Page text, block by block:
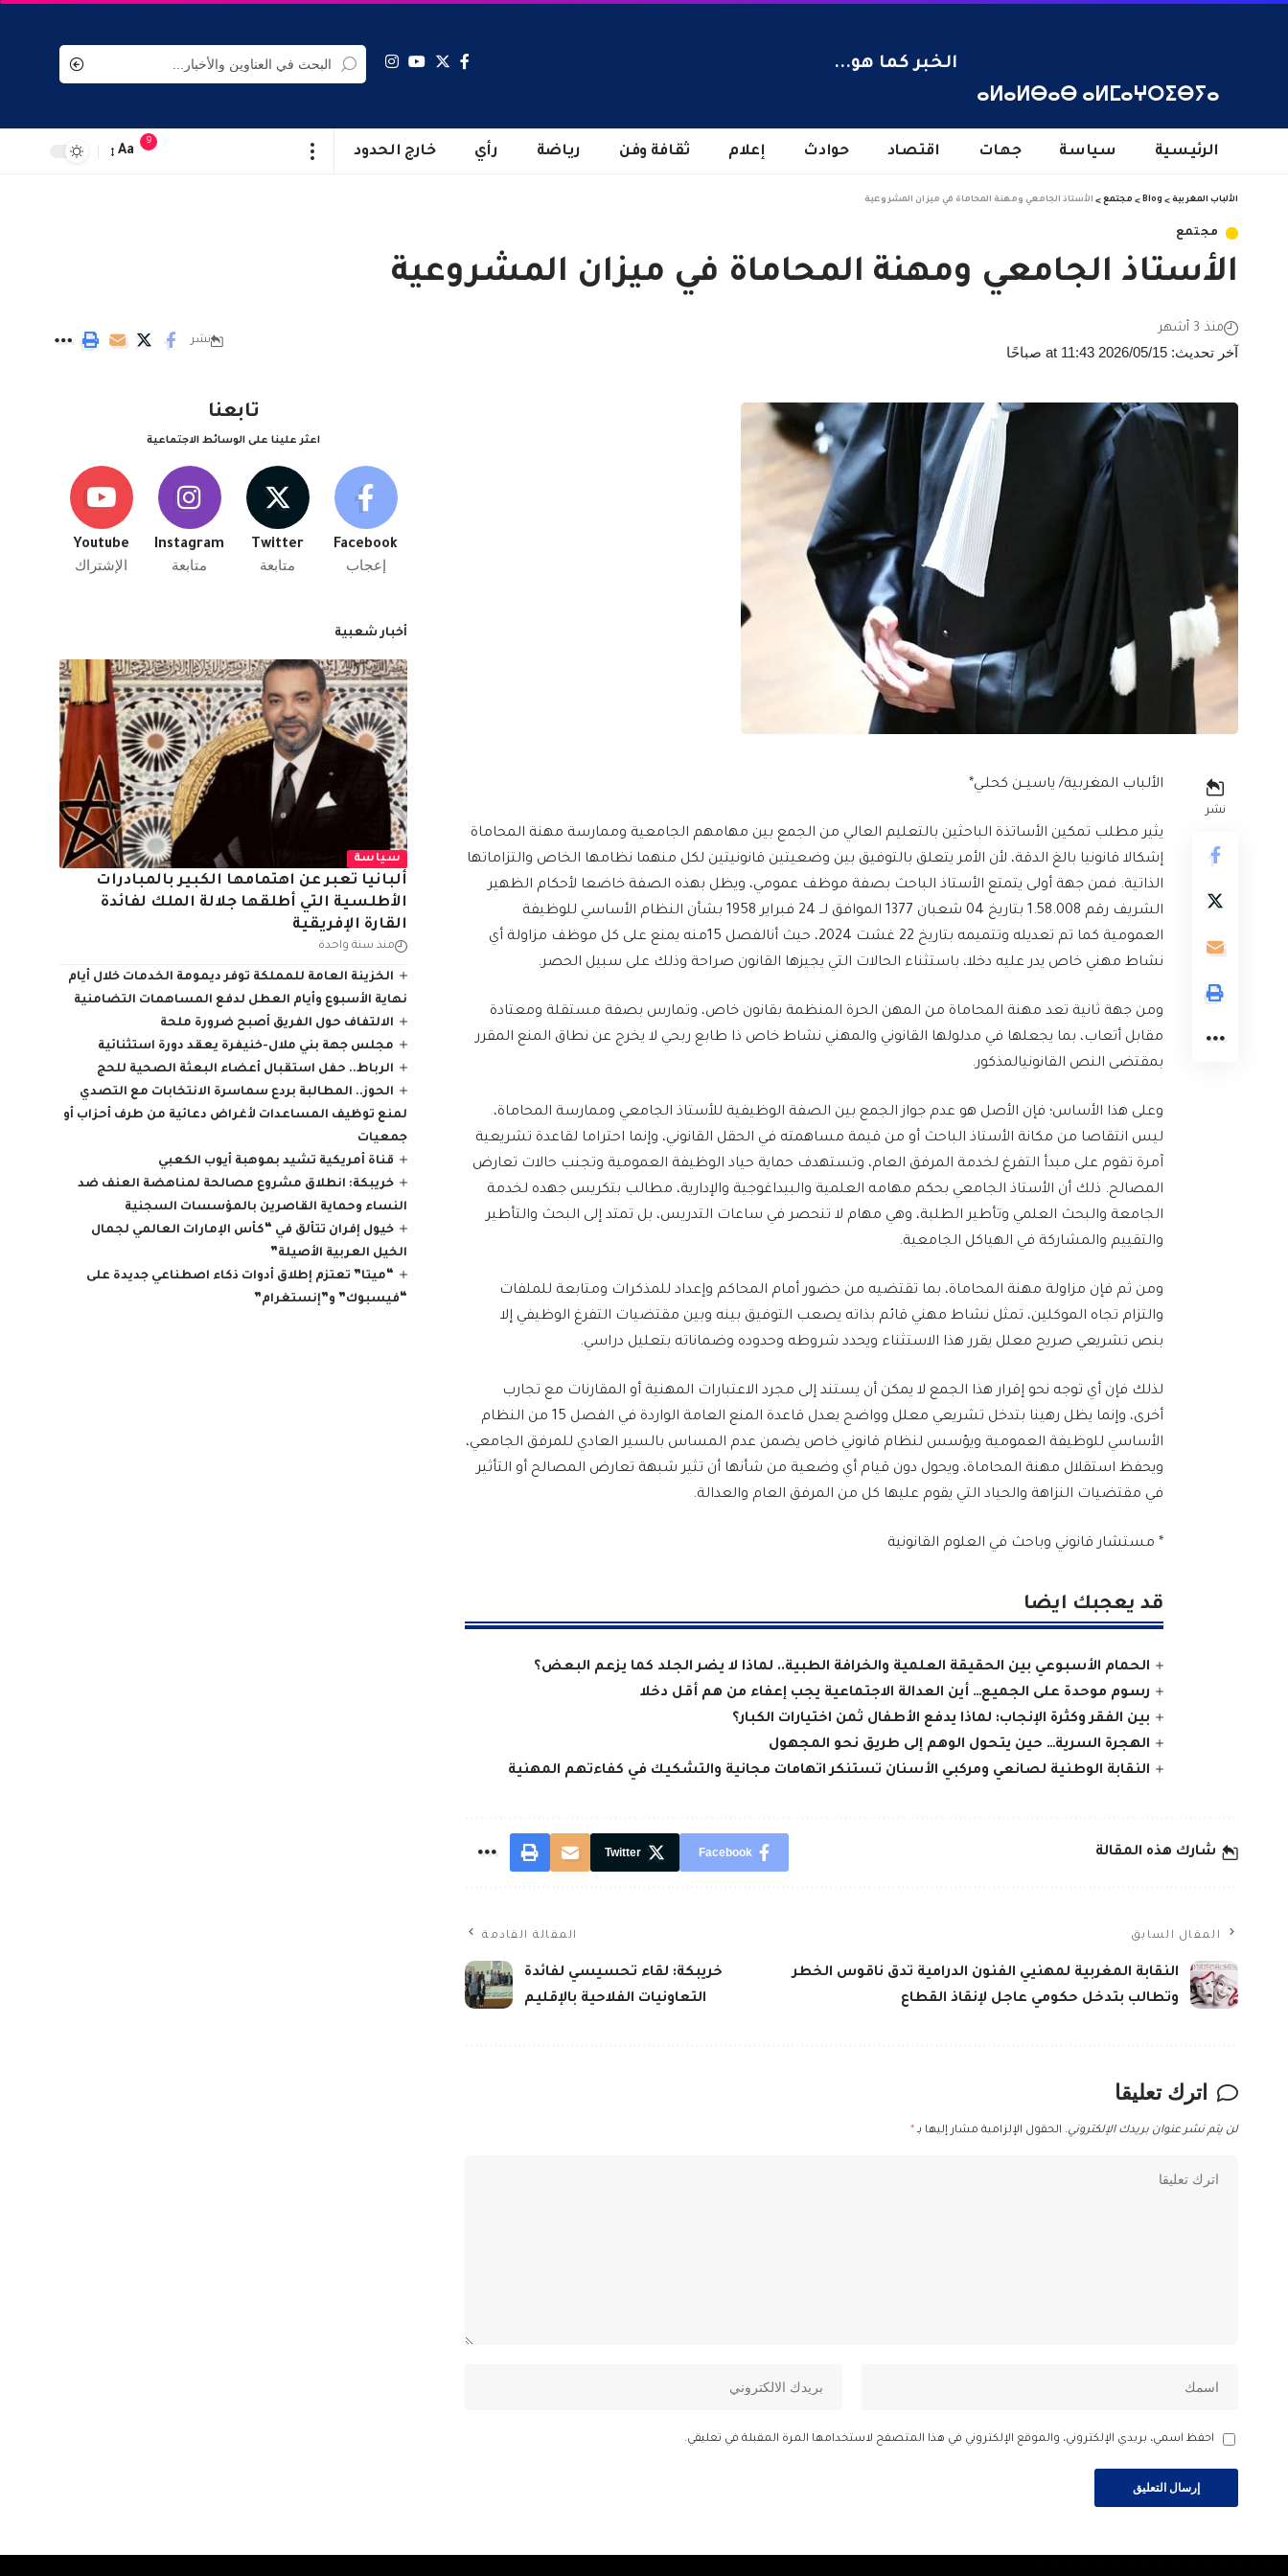
ⴰⵍⴰⵍⴱⴰⴱ ⴰⵍⵎⴰⵖⵔⵉⴱⵢⴰ
الخبر كما هو...
الرئيسية سياسة جهات اقتصاد حوادث إعلام ثقافة وفن رياضة رأي خارج الحدود
9
Aa
الألباب المغربية >
Blog
> مجتمع > الأستاذ الجامعي ومهنة المحاماة في ميزان المشروعية
مجتمع
الأستاذ الجامعي ومهنة المحاماة في ميزان المشروعية
آخر تحديث: 2026/05/15 at 11:43 صباحًا
منذ 3 أشهر
نشر
نشر
الألباب المغربية/ ياسيــن كحلـي*
يثير مطلب تمكين الأساتذة الباحثين بالتعليم العالي من الجمع بين مهامهم الجامعية وممارسة مهنة المحاماة
إشكالا قانونيا بالغ الدقة، لأن الأمر يتعلق بالتوفيق بين وضعيتين قانونيتين لكل منهما نظامها الخاص والتزاماتها
الذاتية. فمن جهة أولى يتمتع الأستاذ الباحث بصفة موظف عمومي، ويظل بهذه الصفة خاضعا لأحكام الظهير
الشريف رقم 1.58.008 بتاريخ 04 شعبان 1377 الموافق لــ 24 فبراير 1958 بشأن النظام الأساسي للوظيفة
العمومية كما تم تعديله وتتميمه بتاريخ 22 غشت 2024، حيث أنالفصل 15منه يمنع على كل موظف مزاولة أي
نشاط مهني خاص يدر عليه دخلا، باستثناء الحالات التي يجيزها القانون صراحة وذلك على سبيل الحصر.
ومن جهة ثانية تعد مهنة المحاماة من المهن الحرة المنظمة بقانون خاص، وتمارس بصفة مستقلة ومعتادة
مقابل أتعاب، بما يجعلها في مدلولها القانوني والمهني نشاط خاص ذا طابع ربحي لا يخرج عن نطاق المنع المقرر
بمقتضى النص القانونيالمذكور.
وعلى هذا الأساس؛ فإن الأصل هو عدم جواز الجمع بين الصفة الوظيفية للأستاذ الجامعي وممارسة المحاماة،
ليس انتقاصا من مكانة الأستاذ الباحث أو من قيمة مساهمته في الحقل القانوني، وإنما احتراما لقاعدة تشريعية
آمرة تقوم على مبدأ التفرغ لخدمة المرفق العام، وتستهدف حماية حياد الوظيفة العمومية وتجنب حالات تعارض
المصالح. ذلك أن الأستاذ الجامعي بحكم مهامه العلمية والبيداغوجية والإدارية، مطالب بتكريس جهده لخدمة
الجامعة والبحث العلمي وتأطير الطلبة، وهي مهام لا تنحصر في ساعات التدريس، بل تمتد إلى البحث والتأطير
والتقييم والمشاركة في الهياكل الجامعية.
ومن ثم فإن مزاولة مهنة المحاماة، بما تقتضيه من حضور أمام المحاكم وإعداد للمذكرات ومتابعة للملفات
والتزام تجاه الموكلين، تمثل نشاط مهني قائم بذاته يصعب التوفيق بينه وبين مقتضيات التفرغ الوظيفي إلا
بنص تشريعي صريح معلل يقرر هذا الاستثناء ويحدد شروطه وحدوده وضماناته بتعليل دراسي.
لذلك فإن أي توجه نحو إقرار هذا الجمع لا يمكن أن يستند إلى مجرد الاعتبارات المهنية أو المقارنات مع تجارب
أخرى، وإنما يظل رهينا بتدخل تشريعي معلل وواضح يعدل قاعدة المنع العامة الواردة في الفصل 15 من النظام
الأساسي للوظيفة العمومية ويؤسس لنظام قانوني خاص يضمن عدم المساس بالسير العادي للمرفق الجامعي،
ويحفظ استقلال مهنة المحاماة، ويحول دون قيام أي وضعية من شأنها أن تثير شبهة تعارض المصالح أو التأثير
في مقتضيات النزاهة والحياد التي يقوم عليها كل من المرفق العام والعدالة.
* مستشار قانوني وباحث في العلوم القانونية
قد يعجبك ايضا
الحمام الأسبوعي بين الحقيقة العلمية والخرافة الطبية.. لماذا لا يضر الجلد كما يزعم البعض؟
رسوم موحدة على الجميع… أين العدالة الاجتماعية يجب إعفاء من هم أقل دخلا
بين الفقر وكثرة الإنجاب: لماذا يدفع الأطفال ثمن اختيارات الكبار؟
الهجرة السرية… حين يتحول الوهم إلى طريق نحو المجهول
النقابة الوطنية لصانعي ومركبي الأسنان تستنكر اتهامات مجانية والتشكيك في كفاءتهم المهنية
شارك هذه المقالة Facebook
Twitter
المقال السابق
النقابة المغربية لمهنيي الفنون الدرامية تدق ناقوس الخطر
وتطالب بتدخل حكومي عاجل لإنقاذ القطاع
المقالة القادمة
خريبكة: لقاء تحسيسي لفائدة
التعاونيات الفلاحية بالإقليم
اترك تعليقا
لن يتم نشر عنوان بريدك الإلكتروني. الحقول الإلزامية مشار إليها بـ *
احفظ اسمي، بريدي الإلكتروني، والموقع الإلكتروني في هذا المتصفح لاستخدامها المرة المقبلة في تعليقي.
تابعنا
اعثر علينا على الوسائط الاجتماعية
Facebook
إعجاب
Twitter
متابعة
Instagram
متابعة
Youtube
الإشتراك
أخبار شعبية
سياسة
ألبانيا تعبر عن اهتمامها الكبير بالمبادرات
الأطلسية التي أطلقها جلالة الملك لفائدة
القارة الإفريقية
منذ سنة واحدة
الخزينة العامة للمملكة توفر ديمومة الخدمات خلال أيام
نهاية الأسبوع وأيام العطل لدفع المساهمات التضامنية
الالتفاف حول الفريق أصبح ضرورة ملحة
مجلس جهة بني ملال-خنيفرة يعقد دورة استثنائية
الرباط.. حفل استقبال أعضاء البعثة الصحية للحج
الحوز.. المطالبة بردع سماسرة الانتخابات مع التصدي
لمنع توظيف المساعدات لأغراض دعائية من طرف أحزاب أو
جمعيات
قناة أمريكية تشيد بموهبة أيوب الكعبي
خريبكة: انطلاق مشروع مصالحة لمناهضة العنف ضد
النساء وحماية القاصرين بالمؤسسات السجنية
خيول إفران تتألق في “كأس الإمارات العالمي لجمال
الخيل العربية الأصيلة”
“ميتا” تعتزم إطلاق أدوات ذكاء اصطناعي جديدة على
“فيسبوك” و”إنستغرام”